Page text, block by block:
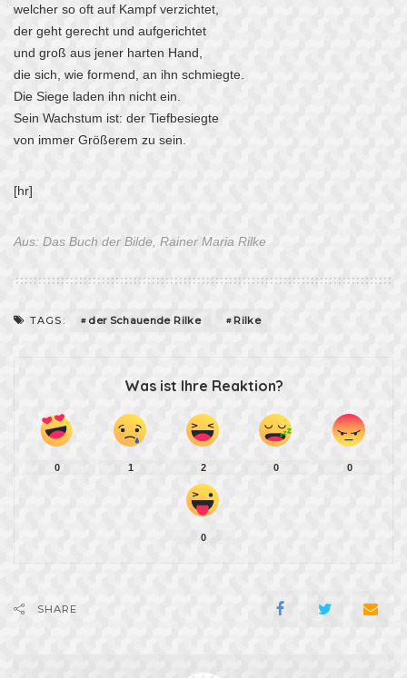
welcher so oft auf Kampf verzichtet,
der geht gerecht und aufgerichtet
und groß aus jener harten Hand,
die sich, wie formend, an ihn schmiegte.
Die Siege laden ihn nicht ein.
Sein Wachstum ist: der Tiefbesiegte
von immer Größerem zu sein.
[hr]
Aus: Das Buch der Bilde, Rainer Maria Rilke
TAGS: der Schauende Rilke Rilke
Was ist Ihre Reaktion?
0 1 2 0 0
0
SHARE